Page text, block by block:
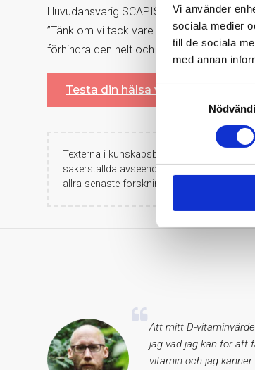
Vi använder
sociala medier
till de sociala
med annan
Samtyckesval
Huvudansvarig SCAPIS, Professor,
”Tänk om vi tack vare
SCAPISkan skjuta
förhindra den helt och hållet. Tänk.”
Testa din hälsa via blodprov
Texterna i kunskapsbanken skall
säkerställda avseende råd eller
allra senaste forskningen.
Att mitt D-
jag vad jag kan för att
vitamin och jag